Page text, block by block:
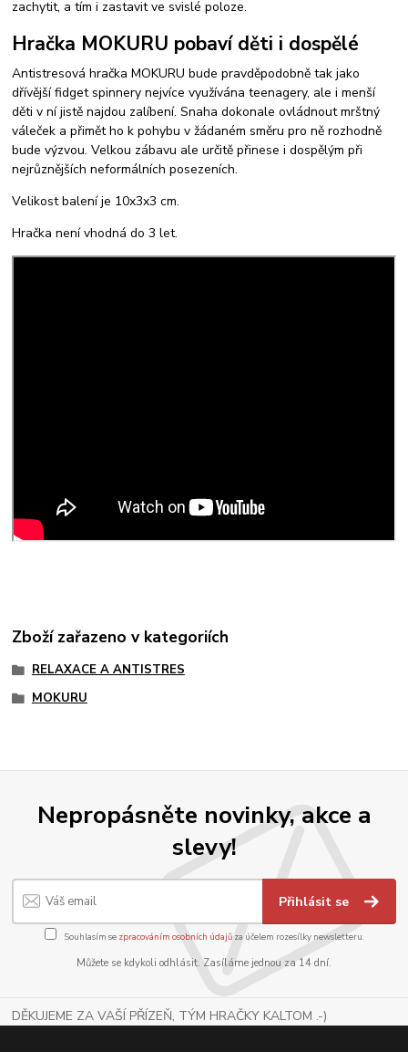
zachytit, a tím i zastavit ve svislé poloze.
Hračka MOKURU pobaví děti i dospělé
Antistresová hračka MOKURU bude pravděpodobně tak jako
dřívější fidget spinnery nejvíce využívána teenagery, ale i menší
děti v ní jistě najdou zalíbení. Snaha dokonale ovládnout mrštný
váleček a přimět ho k pohybu v žádaném směru pro ně rozhodně
bude výzvou. Velkou zábavu ale určitě přinese i dospělým při
nejrůznějších neformálních posezeních.
Velikost balení je 10x3x3 cm.
Hračka není vhodná do 3 let.
Zboží zařazeno v kategoriích
RELAXACE A ANTISTRES
MOKURU
Nepropásněte novinky, akce a
slevy!
Přihlásit se
Souhlasím se zpracováním osobních údajůza účelem rozesílky newsletteru.
Můžete se kdykoli odhlásit. Zasíláme jednou za 14 dní.
DĚKUJEME ZA VAŠÍ PŘÍZEŇ, TÝM HRAČKY KALTOM .-)